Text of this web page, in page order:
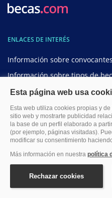
ENLACES DE INTERÉS
Información sobre
Información sobre tipos de
Información sobre becas
Información sobre becas
CONTÁCTANOS
Si necesitas ayuda o información
contacta con nosotros.